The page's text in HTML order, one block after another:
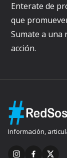
Enterate de
que
Sumate a
acción.
Información,